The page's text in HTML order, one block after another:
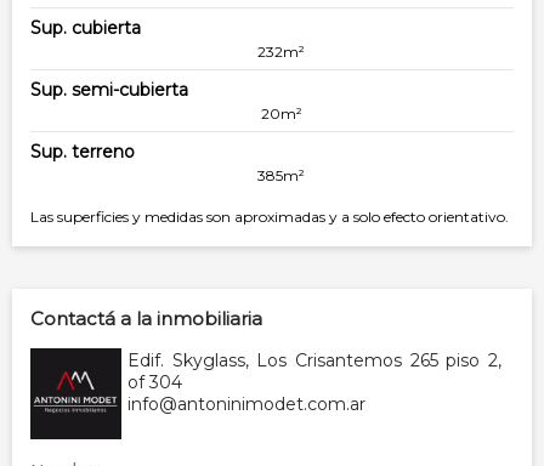
Sup. cubierta
232m²
Sup. semi-cubierta
20m²
Sup. terreno
385m²
Las superficies y medidas son aproximadas y a solo efecto orientativo.
Contactá a la inmobiliaria
Edif. Skyglass, Los Crisantemos 265 piso 2,
of 304
info@antoninimodet.com.ar